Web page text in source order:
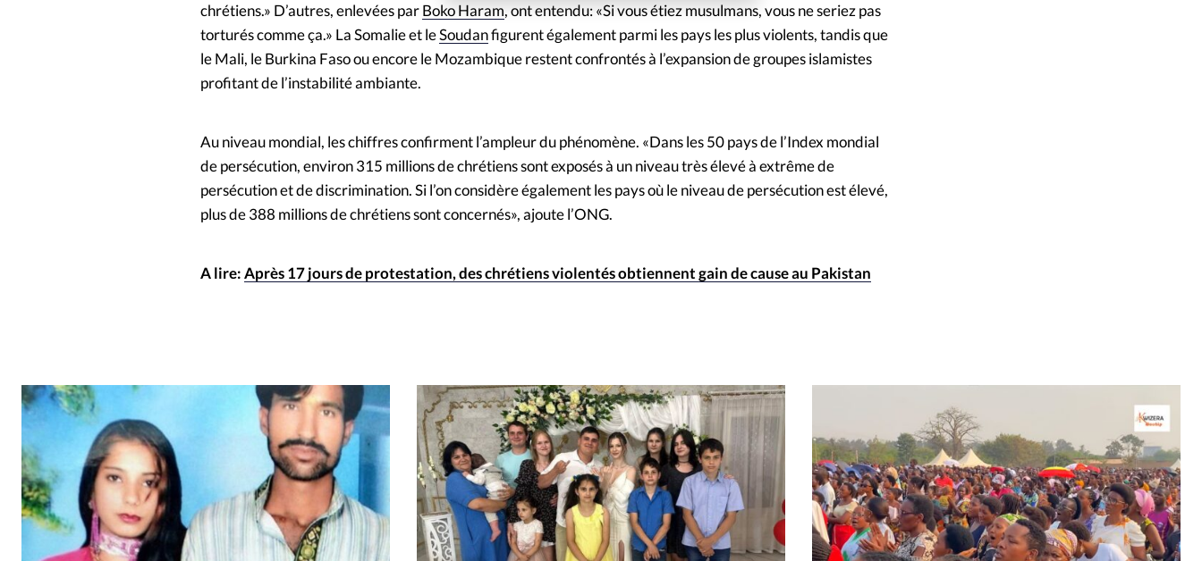
chrétiens.» D’autres, enlevées parBoko Haram, ont entendu: «Si vous étiez musulmans, vous ne seriez pas
torturés comme ça.» La Somalie et leSoudanfigurent également parmi les pays les plus violents, tandis que
le Mali, le Burkina Faso ou encore le Mozambique restent confrontés à l’expansion de groupes islamistes
profitant de l’instabilité ambiante.
Au niveau mondial, les chiffres confirment l’ampleur du phénomène. «Dans les 50 pays de l’Index mondial
de persécution, environ 315 millions de chrétiens sont exposés à un niveau très élevé à extrême de
persécution et de discrimination. Si l’on considère également les pays où le niveau de persécution est élevé,
plus de 388 millions de chrétiens sont concernés», ajoute l’ONG.
A lire:Après 17 jours de protestation, des chrétiens violentés obtiennent gain de cause au Pakistan